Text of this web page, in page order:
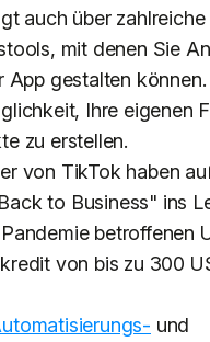
auch über zahlreiche
mit denen Sie
App gestalten
Ihre eigenen
zu erstellen.
von TikTok haben
to Business" ins
betroffenen
von bis zu 300
und